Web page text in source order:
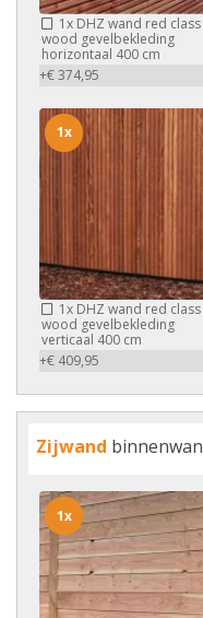
1x DHZ wand red class
wood gevelbekleding
horizontaal 400 cm
+€ 374,95
1x DHZ wand red class
wood gevelbekleding
verticaal 400 cm
+€ 409,95
1x
Zijwand
1x